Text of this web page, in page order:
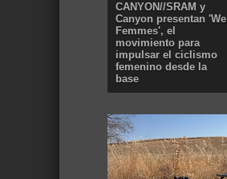
CANYON//SRAM y
Canyon presentan 'We
Femmes', el
movimiento para
impulsar el ciclismo
femenino desde la
base